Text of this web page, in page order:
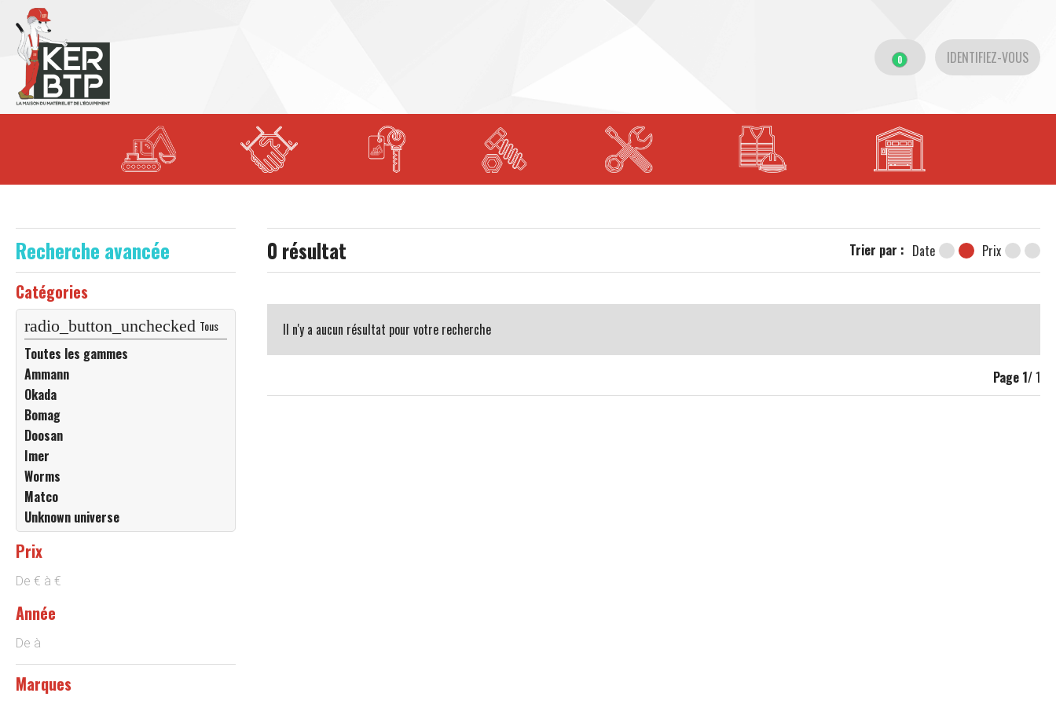
0 IDENTIFIEZ-VOUS
Recherche avancée
Catégories
Tous
Toutes les gammes
Ammann
Okada
Bomag
Doosan
Imer
Worms
Matco
Unknown universe
Prix
De € à €
Année
De à
Marques
0 résultat Trier par : Date Prix
Il n'y a aucun résultat pour votre recherche
Page 1/ 1